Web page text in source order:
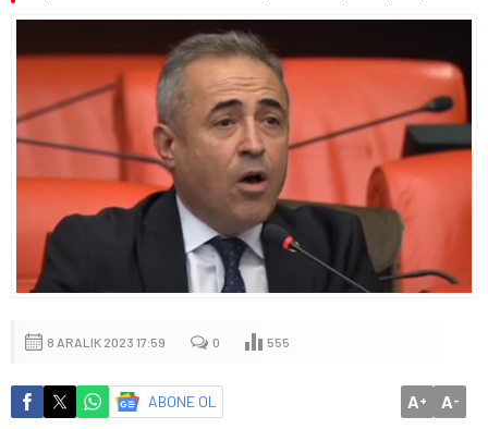
8 ARALIK 2023 17:59 0 555
ABONE OL A+ A-